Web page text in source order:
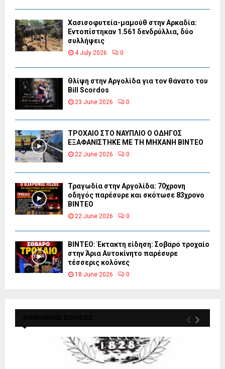
Χασισοφυτεία-μαμούθ στην Αρκαδία:
Εντοπίστηκαν 1.561 δενδρύλλια, δύο
συλλήψεις
4 July 2026 0
Θλίψη στην Αργολίδα για τον θάνατο του
Bill Scordos
23 June 2026 0
ΤΡΟΧΑΙΟ ΣΤΟ ΝΑΥΠΛΙΟ Ο ΟΔΗΓΟΣ
ΕΞΑΦΑΝΙΣΤΗΚΕ ΜΕ ΤΗ ΜΗΧΑΝΗ ΒΙΝΤΕΟ
22 June 2026 0
Τραγωδία στην Αργολίδα: 70χρονη
οδηγός παρέσυρε και σκότωσε 83χρονο
ΒΙΝΤΕΟ
22 June 2026 0
ΒΙΝΤΕΟ: Έκτακτη είδηση: Σοβαρό τροχαίο
στην Άρια Αυτοκίνητο παρέσυρε
τέσσερις κολόνες
18 June 2026 0